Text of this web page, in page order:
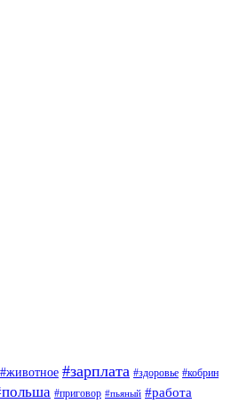
#животное #зарплата #здоровье #кобрин
#приговор #пьяный #работа